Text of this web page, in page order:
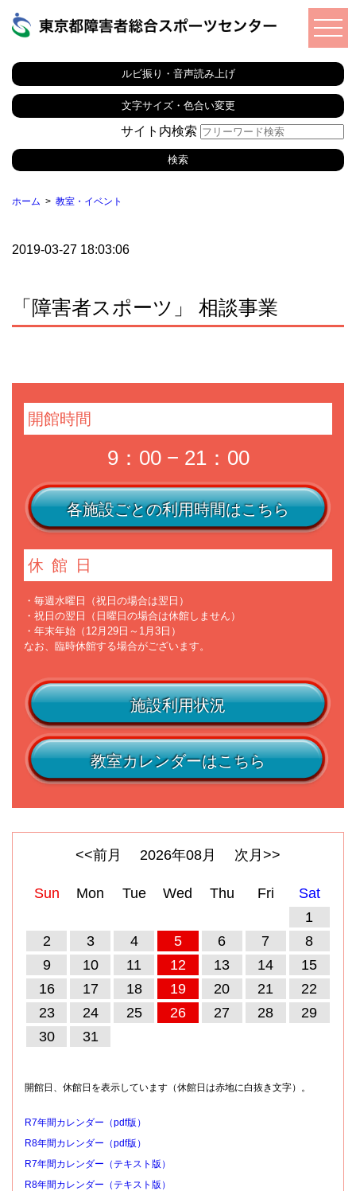
ルビ振り・音声読み上げ
文字サイズ・色合い変更
サイト内検索
ホーム 教室・イベント
2019-03-27 18:03:06
「障害者スポーツ」 相談事業
開館時間
9：00 − 21：00
各施設ごとの利用時間はこちら
休館日
・毎週水曜日（祝日の場合は翌日）
・祝日の翌日（日曜日の場合は休館しません）
・年末年始（12月29日～1月3日）
なお、臨時休館する場合がございます。
施設利用状況
教室カレンダーはこちら
<<前月 2026年08月 次月>>
Sun Mon Tue Wed Thu Fri
Sat
1
2
3 4 5 6 7
8
9
10 11 12 13 14
15
16
17 18 19 20 21
22
23
24 25 26 27 28
29
30
31
開館日、休館日を表示しています（休館日は赤地に白抜き文字）。
R7年間カレンダー（pdf版）
R8年間カレンダー（pdf版）
R7年間カレンダー（テキスト版）
R8年間カレンダー（テキスト版）